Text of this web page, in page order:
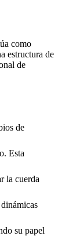
como
estructura de
de
de
Esta
la cuerda
su papel